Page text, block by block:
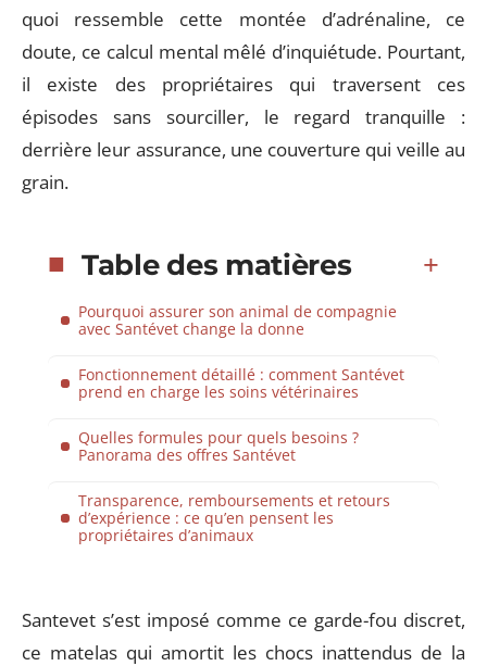
quoi ressemble cette montée d’adrénaline, ce
doute, ce calcul mental mêlé d’inquiétude. Pourtant,
il existe des propriétaires qui traversent ces
épisodes sans sourciller, le regard tranquille :
derrière leur assurance, une couverture qui veille au
grain.
Table des matières
Pourquoi assurer son animal de compagnie
avec Santévet change la donne
Fonctionnement détaillé : comment Santévet
prend en charge les soins vétérinaires
Quelles formules pour quels besoins ?
Panorama des offres Santévet
Transparence, remboursements et retours
d’expérience : ce qu’en pensent les
propriétaires d’animaux
Santevet s’est imposé comme ce garde-fou discret,
ce matelas qui amortit les chocs inattendus de la